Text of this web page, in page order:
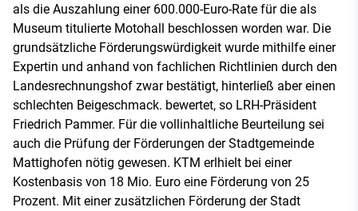
als die Auszahlung einer 600.000-Euro-Rate für die als
Museum titulierte Motohall beschlossen worden war. Die
grundsätzliche Förderungswürdigkeit wurde mithilfe einer
Expertin und anhand von fachlichen Richtlinien durch den
Landesrechnungshof zwar bestätigt, hinterließ aber einen
schlechten Beigeschmack. bewertet, so LRH-Präsident
Friedrich Pammer. Für die vollinhaltliche Beurteilung sei
auch die Prüfung der Förderungen der Stadtgemeinde
Mattighofen nötig gewesen. KTM erlhielt bei einer
Kostenbasis von 18 Mio. Euro eine Förderung von 25
Prozent. Mit einer zusätzlichen Förderung der Stadt